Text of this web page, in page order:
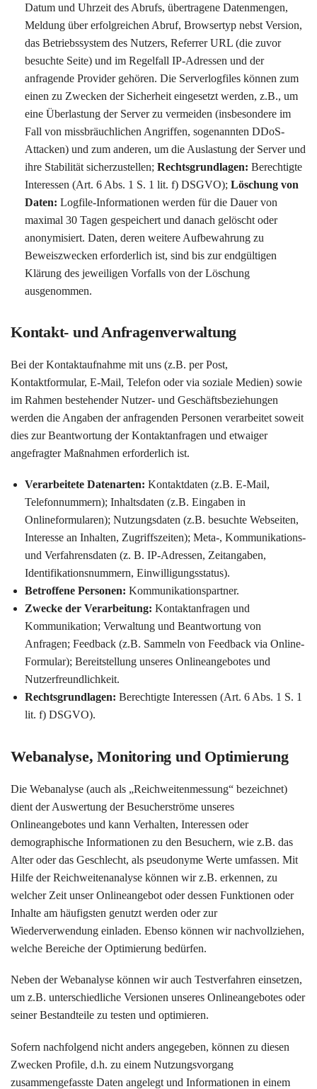
Datum und Uhrzeit des Abrufs, übertragene Datenmengen,
Meldung über erfolgreichen Abruf, Browsertyp nebst Version,
das Betriebssystem des Nutzers, Referrer URL (die zuvor
besuchte Seite) und im Regelfall IP-Adressen und der
anfragende Provider gehören. Die Serverlogfiles können zum
einen zu Zwecken der Sicherheit eingesetzt werden, z.B., um
eine Überlastung der Server zu vermeiden (insbesondere im
Fall von missbräuchlichen Angriffen, sogenannten DDoS-
Attacken) und zum anderen, um die Auslastung der Server und
ihre Stabilität sicherzustellen; Rechtsgrundlagen: Berechtigte
Interessen (Art. 6 Abs. 1 S. 1 lit. f) DSGVO); Löschung von
Daten: Logfile-Informationen werden für die Dauer von
maximal 30 Tagen gespeichert und danach gelöscht oder
anonymisiert. Daten, deren weitere Aufbewahrung zu
Beweiszwecken erforderlich ist, sind bis zur endgültigen
Klärung des jeweiligen Vorfalls von der Löschung
ausgenommen.
Kontakt- und Anfragenverwaltung
Bei der Kontaktaufnahme mit uns (z.B. per Post,
Kontaktformular, E-Mail, Telefon oder via soziale Medien) sowie
im Rahmen bestehender Nutzer- und Geschäftsbeziehungen
werden die Angaben der anfragenden Personen verarbeitet soweit
dies zur Beantwortung der Kontaktanfragen und etwaiger
angefragter Maßnahmen erforderlich ist.
Verarbeitete Datenarten: Kontaktdaten (z.B. E-Mail,
Telefonnummern); Inhaltsdaten (z.B. Eingaben in
Onlineformularen); Nutzungsdaten (z.B. besuchte Webseiten,
Interesse an Inhalten, Zugriffszeiten); Meta-, Kommunikations-
und Verfahrensdaten (z. B. IP-Adressen, Zeitangaben,
Identifikationsnummern, Einwilligungsstatus).
Betroffene Personen: Kommunikationspartner.
Zwecke der Verarbeitung: Kontaktanfragen und
Kommunikation; Verwaltung und Beantwortung von
Anfragen; Feedback (z.B. Sammeln von Feedback via Online-
Formular); Bereitstellung unseres Onlineangebotes und
Nutzerfreundlichkeit.
Rechtsgrundlagen: Berechtigte Interessen (Art. 6 Abs. 1 S. 1
lit. f) DSGVO).
Webanalyse, Monitoring und Optimierung
Die Webanalyse (auch als „Reichweitenmessung“ bezeichnet)
dient der Auswertung der Besucherströme unseres
Onlineangebotes und kann Verhalten, Interessen oder
demographische Informationen zu den Besuchern, wie z.B. das
Alter oder das Geschlecht, als pseudonyme Werte umfassen. Mit
Hilfe der Reichweitenanalyse können wir z.B. erkennen, zu
welcher Zeit unser Onlineangebot oder dessen Funktionen oder
Inhalte am häufigsten genutzt werden oder zur
Wiederverwendung einladen. Ebenso können wir nachvollziehen,
welche Bereiche der Optimierung bedürfen.
Neben der Webanalyse können wir auch Testverfahren einsetzen,
um z.B. unterschiedliche Versionen unseres Onlineangebotes oder
seiner Bestandteile zu testen und optimieren.
Sofern nachfolgend nicht anders angegeben, können zu diesen
Zwecken Profile, d.h. zu einem Nutzungsvorgang
zusammengefasste Daten angelegt und Informationen in einem